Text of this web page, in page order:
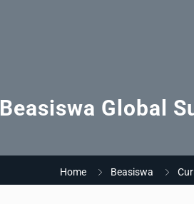
Beasiswa Global
Home Beasiswa